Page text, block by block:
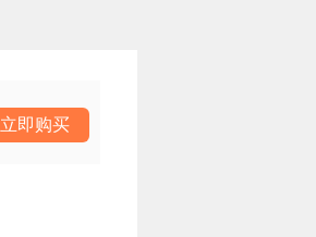
立即购买